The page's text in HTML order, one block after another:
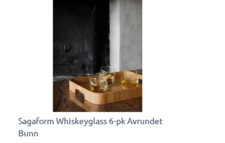
Sagaform Whiskeyglass 6-pk Avrundet
Bunn